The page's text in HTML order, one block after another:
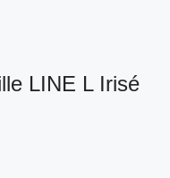
LINE L Irisé